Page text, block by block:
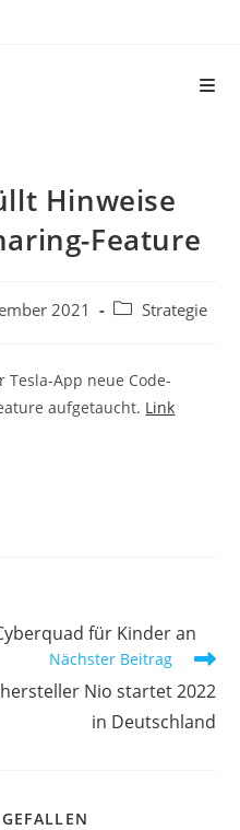
Hinweise
Feature
2021 Strategie
App neue Code-
aufgetaucht. Link
für Kinder an
Nächster Beitrag
Nio startet 2022
in Deutschland